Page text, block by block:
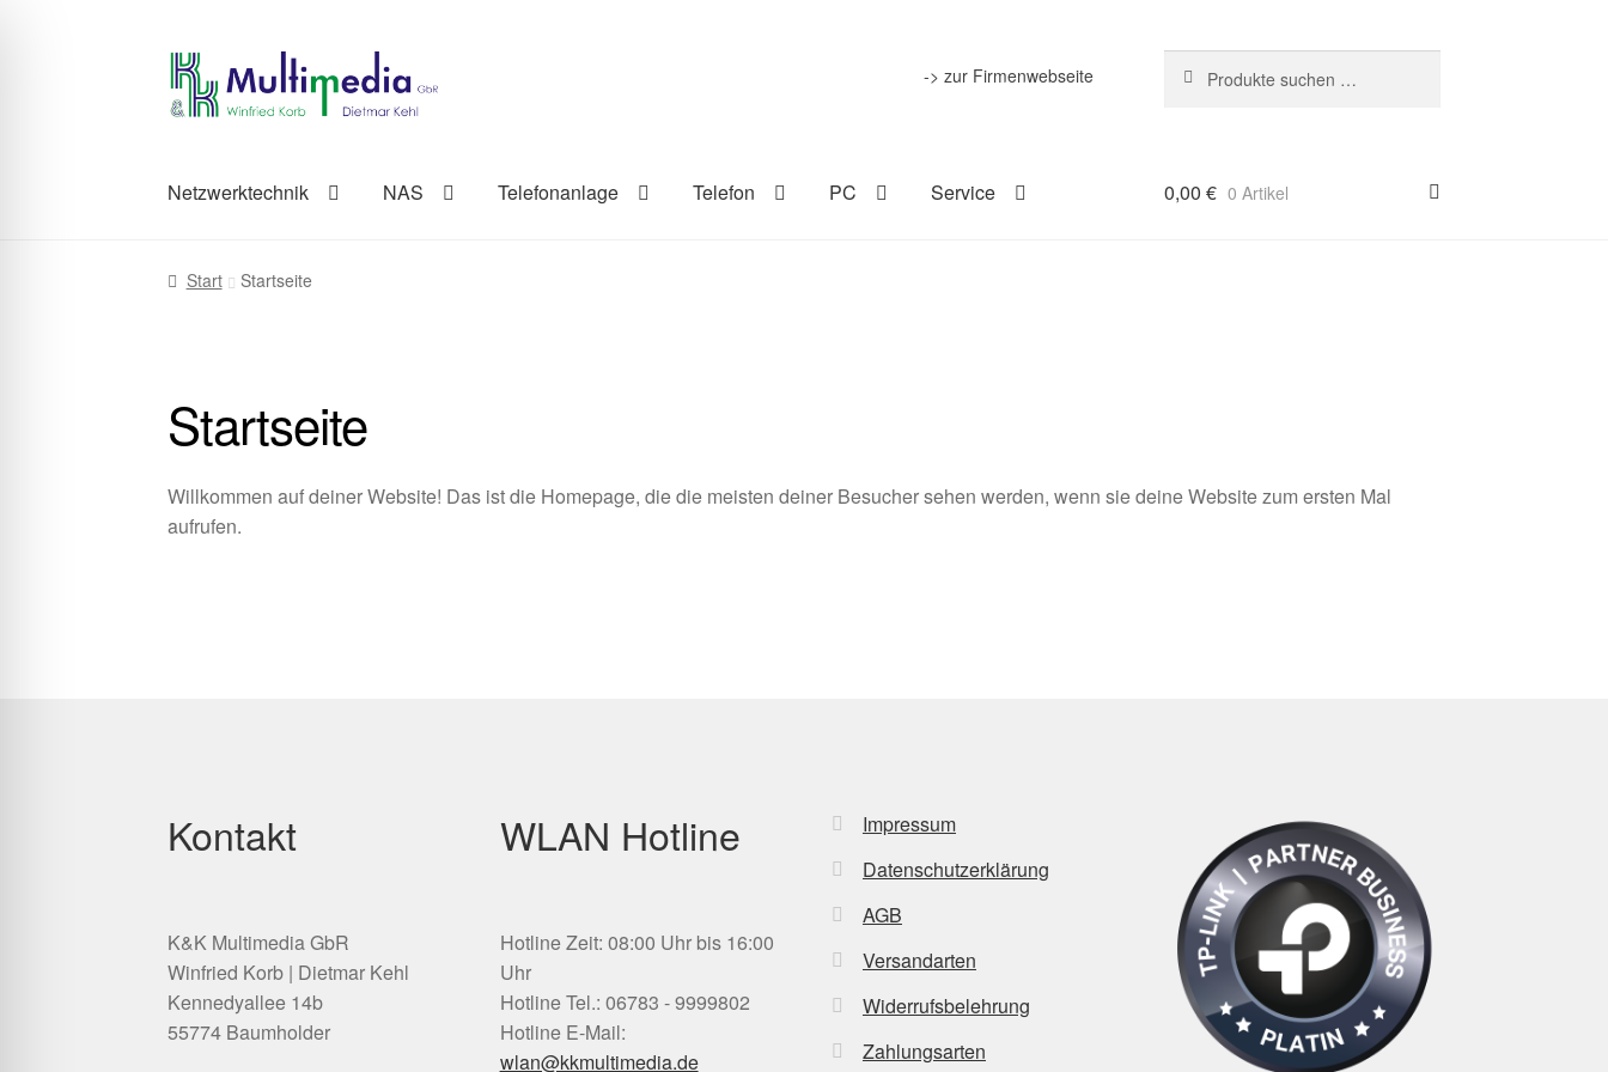
Zur
Navigation
springen
Zum
Inhalt
springen
-> zur Firmenwebseite
nach:
Netzwerktechnik NAS Telefonanlage Telefon PC Service 0,00 € 0 Artikel
Start Startseite
Startseite
Willkommen auf deiner Website! Das ist die Homepage, die die meisten deiner Besucher sehen werden, wenn sie deine Website zum ersten Mal
aufrufen.
Kontakt
K&K Multimedia GbR
Winfried Korb | Dietmar Kehl
Kennedyallee 14b
55774 Baumholder
WLAN Hotline
Hotline Zeit: 08:00 Uhr bis 16:00
Uhr
Hotline Tel.: 06783 - 9999802
Hotline E-Mail:
wlan@kkmultimedia.de
Impressum
Datenschutzerklärung
AGB
Versandarten
Widerrufsbelehrung
Zahlungsarten